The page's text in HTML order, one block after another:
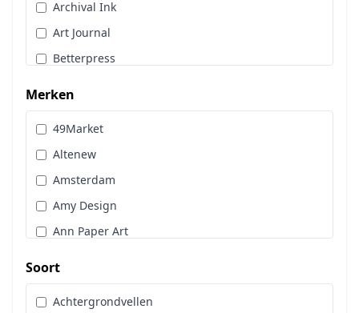
Workshoppakket
Pan Pastel
Archival Ink
Art Journal
Betterpress
Brads
Cadence
Designpapier
Distress Oxide Spray
Distress Spritz
Divers
Dot & Do
Embossingpoeder
Merken
49Market
Altenew
Amsterdam
Amy Design
Ann Paper Art
Art Impressions
Art Journaling
Soort
Achtergrondvellen